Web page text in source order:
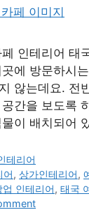
인테리어 태
에 방문하시
않는데요. 전
간을 보도록
물이 배치되어
테리어
어,상가인테리어,
업 인테리어, 태국